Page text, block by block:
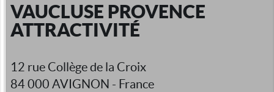
VAUCLUSE PROVENCE
ATTRACTIVITÉ
12 rue Collège de la Croix
84 000 AVIGNON - France